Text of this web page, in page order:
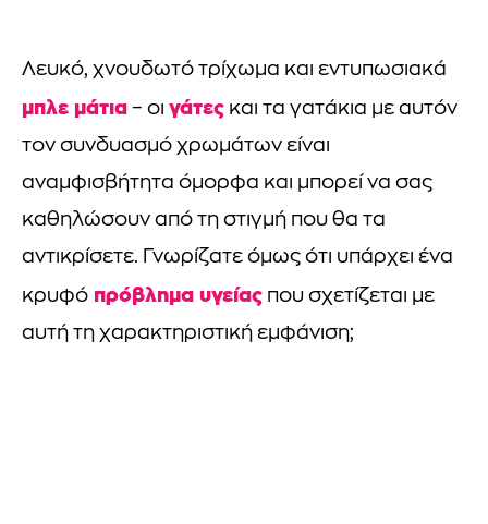
Λευκό, χνουδωτό τρίχωμα και εντυπωσιακά
μπλε μάτια – οι γάτες και τα γατάκια με αυτόν
τον συνδυασμό χρωμάτων είναι
αναμφισβήτητα όμορφα και μπορεί να σας
καθηλώσουν από τη στιγμή που θα τα
αντικρίσετε. Γνωρίζατε όμως ότι υπάρχει ένα
κρυφό πρόβλημα υγείας που σχετίζεται με
αυτή τη χαρακτηριστική εμφάνιση;